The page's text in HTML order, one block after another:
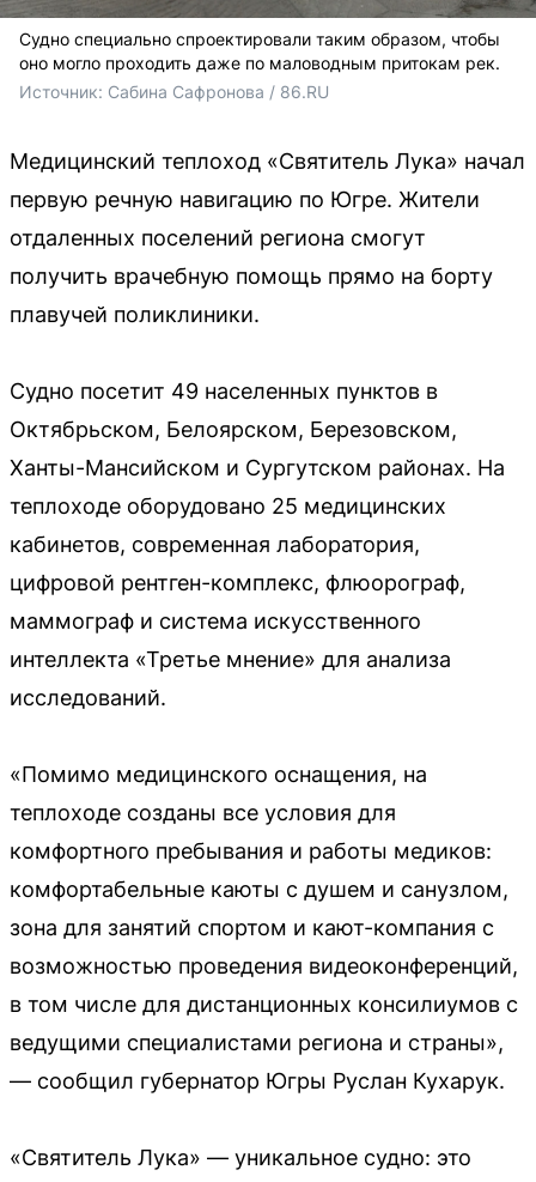
Судно специально спроектировали таким образом, чтобы
оно могло проходить даже по маловодным притокам рек.
Источник: Сабина Сафронова / 86.RU
Медицинский теплоход «Святитель Лука» начал
первую речную навигацию по Югре. Жители
отдаленных поселений региона смогут
получить врачебную помощь прямо на борту
плавучей поликлиники.
Судно посетит 49 населенных пунктов в
Октябрьском, Белоярском, Березовском,
Ханты-Мансийском и Сургутском районах. На
теплоходе оборудовано 25 медицинских
кабинетов, современная лаборатория,
цифровой рентген-комплекс, флюорограф,
маммограф и система искусственного
интеллекта «Третье мнение» для анализа
исследований.
«Помимо медицинского оснащения, на
теплоходе созданы все условия для
комфортного пребывания и работы медиков:
комфортабельные каюты с душем и санузлом,
зона для занятий спортом и кают-компания с
возможностью проведения видеоконференций,
в том числе для дистанционных консилиумов с
ведущими специалистами региона и страны»,
— сообщил губернатор Югры Руслан Кухарук.
«Святитель Лука» — уникальное судно: это